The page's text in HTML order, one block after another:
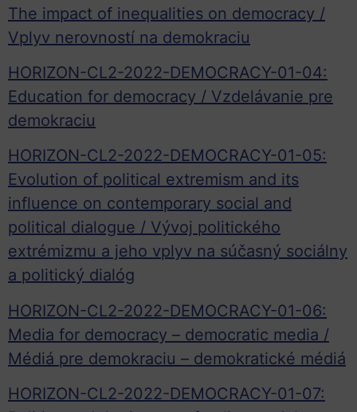
The impact of inequalities on democracy /
Vplyv nerovností na demokraciu
HORIZON-CL2-2022-DEMOCRACY-01-04:
Education for democracy / Vzdelávanie pre
demokraciu
HORIZON-CL2-2022-DEMOCRACY-01-05:
Evolution of political extremism and its
influence on contemporary social and
political dialogue / Vývoj politického
extrémizmu a jeho vplyv na súčasný sociálny
a politický dialóg
HORIZON-CL2-2022-DEMOCRACY-01-06:
Media for democracy – democratic media /
Médiá pre demokraciu – demokratické médiá
HORIZON-CL2-2022-DEMOCRACY-01-07: